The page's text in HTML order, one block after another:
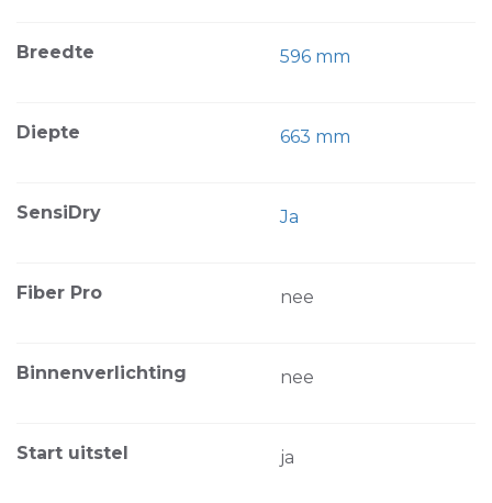
Breedte 596 mm
Diepte 663 mm
SensiDry Ja
Fiber Pro nee
Binnenverlichting nee
Start uitstel ja